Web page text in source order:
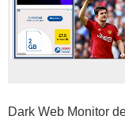
Dark Web Monitor